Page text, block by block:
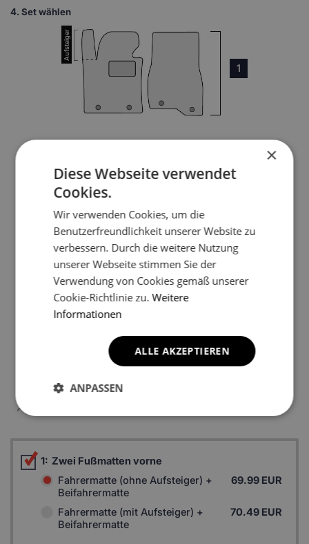
4. Set wählen
1
4
3
5
*Ein Beispielfoto. Das Finalprodukt kann sich abhängig vom
Autofußboden unterscheiden.
1: Zwei Fußmatten vorne
Fahrermatte (ohne Aufsteiger) +
Beifahrermatte
69.99 EUR
Fahrermatte (mit Aufsteiger) +
Beifahrermatte
70.49 EUR
×
Diese Webseite verwendet
Cookies.
Wir verwenden Cookies, um die
Benutzerfreundlichkeit unserer Website zu
verbessern. Durch die weitere Nutzung
unserer Webseite stimmen Sie der
Verwendung von Cookies gemäß unserer
Cookie-Richtlinie zu.Weitere
Informationen
ALLE AKZEPTIEREN
ANPASSEN